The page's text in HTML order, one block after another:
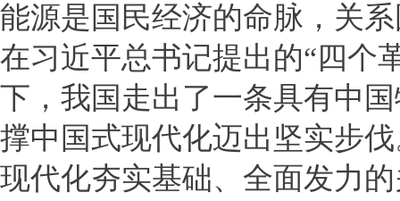
能源是国民经济的命脉，关
在习近平总书记提出的“四个
下，我国走出了一条具有中
撑中国式现代化迈出坚实步
现代化夯实基础、全面发力